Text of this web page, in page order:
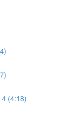
(4:18)